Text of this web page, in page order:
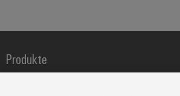
Modifizierte
Produkte